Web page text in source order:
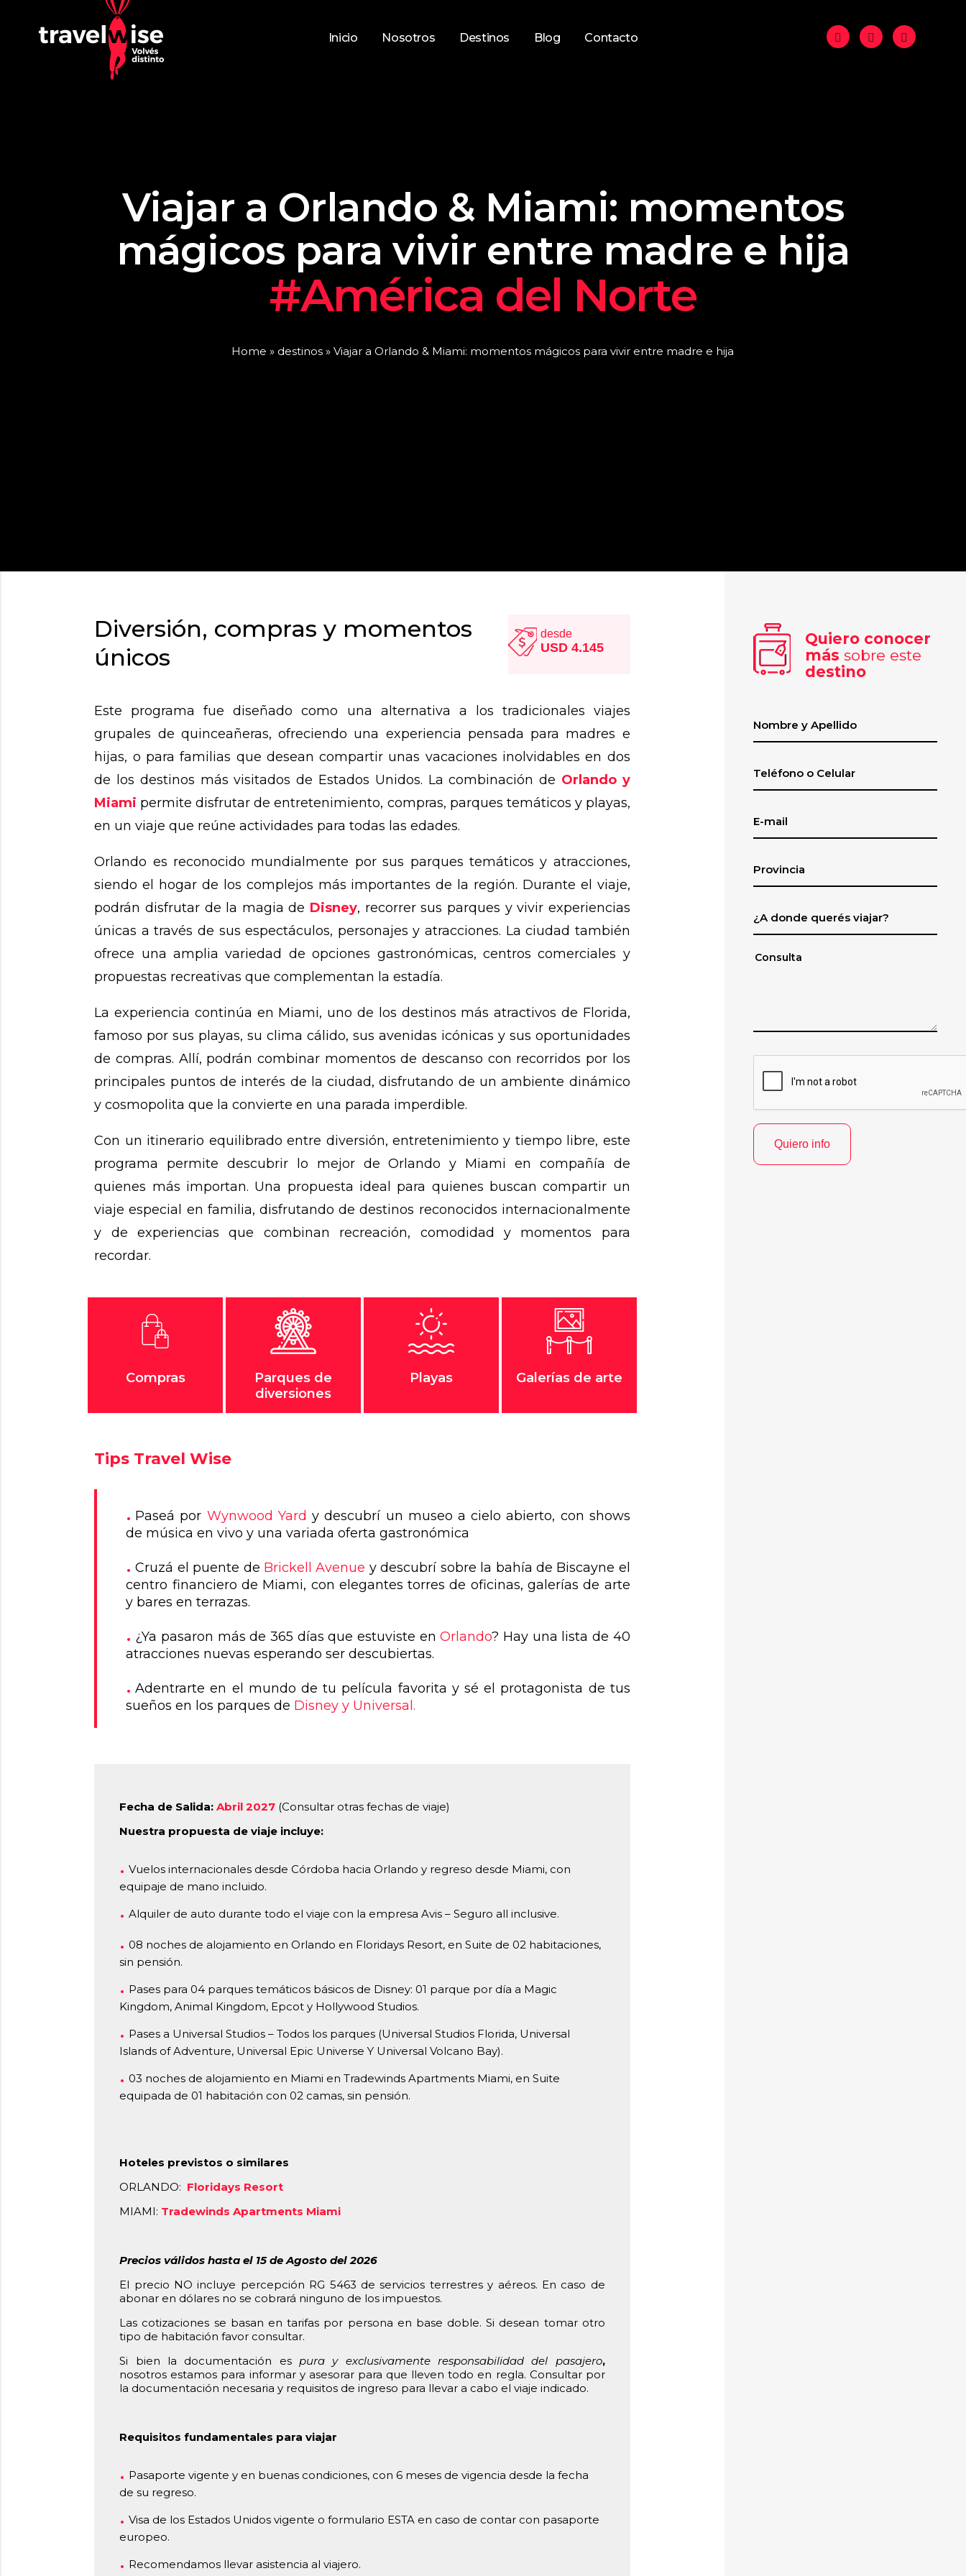
Inicio Nosotros Destinos Blog Contacto
Viajar a Orlando & Miami: momentos
mágicos para vivir entre madre e hija
#América del Norte
Home » destinos »Viajar a Orlando & Miami: momentos mágicos para vivir entre madre e hija
Quiero conocer
más sobre este
destino
Diversión, compras y momentos
únicos
desde
USD 4.145
Este programa fue diseñado como una alternativa a los tradicionales viajes
grupales de quinceañeras, ofreciendo una experiencia pensada para madres e
hijas, o para familias que desean compartir unas vacaciones inolvidables en dos
de los destinos más visitados de Estados Unidos. La combinación de Orlando y
Miami permite disfrutar de entretenimiento, compras, parques temáticos y playas,
en un viaje que reúne actividades para todas las edades.
Orlando es reconocido mundialmente por sus parques temáticos y atracciones,
siendo el hogar de los complejos más importantes de la región. Durante el viaje,
podrán disfrutar de la magia de Disney, recorrer sus parques y vivir experiencias
únicas a través de sus espectáculos, personajes y atracciones. La ciudad también
ofrece una amplia variedad de opciones gastronómicas, centros comerciales y
propuestas recreativas que complementan la estadía.
La experiencia continúa en Miami, uno de los destinos más atractivos de Florida,
famoso por sus playas, su clima cálido, sus avenidas icónicas y sus oportunidades
de compras. Allí, podrán combinar momentos de descanso con recorridos por los
principales puntos de interés de la ciudad, disfrutando de un ambiente dinámico
y cosmopolita que la convierte en una parada imperdible.
Con un itinerario equilibrado entre diversión, entretenimiento y tiempo libre, este
programa permite descubrir lo mejor de Orlando y Miami en compañía de
quienes más importan. Una propuesta ideal para quienes buscan compartir un
viaje especial en familia, disfrutando de destinos reconocidos internacionalmente
y de experiencias que combinan recreación, comodidad y momentos para
recordar.
Compras
Parques de
diversiones
Playas Galerías de arte
Tips Travel Wise
Paseá por Wynwood Yard y descubrí un museo a cielo abierto, con shows
de música en vivo y una variada oferta gastronómica
Cruzá el puente de Brickell Avenue y descubrí sobre la bahía de Biscayne el
centro financiero de Miami, con elegantes torres de oficinas, galerías de arte
y bares en terrazas.
¿Ya pasaron más de 365 días que estuviste enOrlando? Hay una lista de 40
atracciones nuevas esperando ser descubiertas.
Adentrarte en el mundo de tu película favorita y sé el protagonista de tus
sueños en los parques de Disney y Universal.
Fecha de Salida:Abril 2027 (Consultar otras fechas de viaje)
Nuestra propuesta de viaje incluye:
Vuelos internacionales desde Córdoba hacia Orlando y regreso desde Miami, con
equipaje de mano incluido.
Alquiler de auto durante todo el viaje con la empresa Avis – Seguro all inclusive.
08 noches de alojamiento en Orlando en Floridays Resort, en Suite de 02 habitaciones,
sin pensión.
Pases para 04 parques temáticos básicos de Disney: 01 parque por día a Magic
Kingdom, Animal Kingdom, Epcot y Hollywood Studios.
Pases a Universal Studios – Todos los parques (Universal Studios Florida, Universal
Islands of Adventure, Universal Epic Universe Y Universal Volcano Bay).
03 noches de alojamiento en Miami en Tradewinds Apartments Miami, en Suite
equipada de 01 habitación con 02 camas, sin pensión.
Hoteles previstos o similares
ORLANDO: Floridays Resort
MIAMI: Tradewinds Apartments Miami
Precios válidos hasta el 15 de Agosto del 2026
El precio NO incluye percepción RG 5463 de servicios terrestres y aéreos. En caso de
abonar en dólares no se cobrará ninguno de los impuestos.
Las cotizaciones se basan en tarifas por persona en base doble. Si desean tomar otro
tipo de habitación favor consultar.
Si bien la documentación es pura y exclusivamente responsabilidad del pasajero,
nosotros estamos para informar y asesorar para que lleven todo en regla. Consultar por
la documentación necesaria y requisitos de ingreso para llevar a cabo el viaje indicado.
Requisitos fundamentales para viajar
Pasaporte vigente y en buenas condiciones, con 6 meses de vigencia desde la fecha
de su regreso.
Visa de los Estados Unidos vigente o formulario ESTA en caso de contar con pasaporte
europeo.
Recomendamos llevar asistencia al viajero.